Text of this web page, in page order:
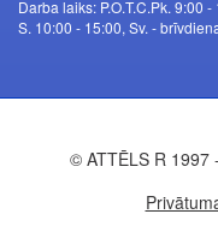
Darba laiks: P.O.T.C.Pk. 9:00 -
S. 10:00 - 15:00, Sv. -
© ATTĒLS R 1997